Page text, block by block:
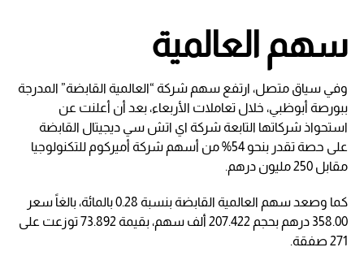
سهم العالمية
وفي سياق متصل، ارتفع سهم شركة “العالمية القابضة” المدرجة
ببورصة أبوظبي، خلال تعاملات الأربعاء، بعد أن أعلنت عن
استحواذ شركاتها التابعة شركة اي اتش سي ديجيتال القابضة
على حصة تقدر بنحو 54% من أسهم شركة أميركوم للتكنولوجيا
مقابل 250 مليون درهم.
كما وصعد سهم العالمية القابضة بنسبة 0.28 بالمائة، بالغاً سعر
358.00 درهم بحجم 207.422 ألف سهم، بقيمة 73.892 توزعت على
271 صفقة.